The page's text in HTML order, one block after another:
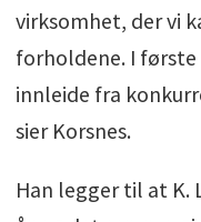
virksomhet, der vi
forholdene. I første
innleide fra
sier Korsnes.
Han legger til at K.